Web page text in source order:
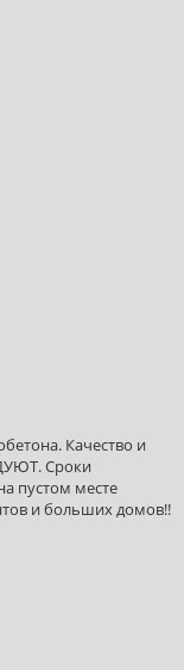
Качество и
Сроки
пустом месте
и больших домов!!